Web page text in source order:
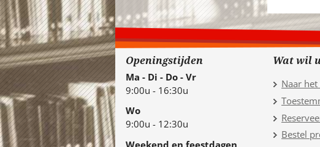
Openingstijden
Ma - Di - Do - Vr
9:00u - 16:30u
Wo
9:00u - 12:30u
Weekend en feestdagen
Wat wil
Naar
Bestel